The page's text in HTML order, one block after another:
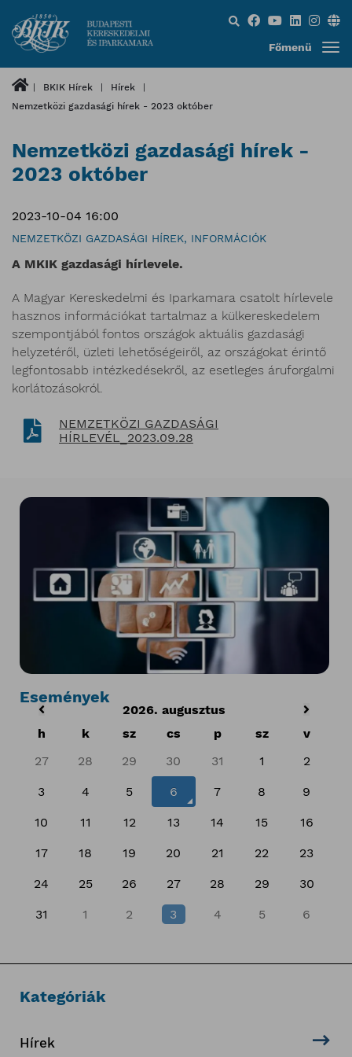
Keresés...
Főmenü
BKIK Hírek
Hírek
Nemzetközi gazdasági hírek - 2023 október
Nemzetközi gazdasági hírek -
2023 október
2023-10-04 16:00
NEMZETKÖZI GAZDASÁGI HÍREK, INFORMÁCIÓK
A MKIK gazdasági hírlevele.
A Magyar Kereskedelmi és Iparkamara csatolt hírlevele
hasznos információkat tartalmaz a külkereskedelem
szempontjából fontos országok aktuális gazdasági
helyzetéről, üzleti lehetőségeiről, az országokat érintő
legfontosabb intézkedésekről, az esetleges áruforgalmi
korlátozásokról.
NEMZETKÖZI GAZDASÁGI
HÍRLEVÉL_2023.09.28
Események
2026. augusztus
h
k sz cs p sz
v
27
28 29 30 31 1 2
3 4 5 6 7 8 9
10 11 12 13 14 15 16
17 18 19 20 21 22 23
24 25 26 27 28 29 30
31 1 2 3 4 5 6
Kategóriák
Hírek